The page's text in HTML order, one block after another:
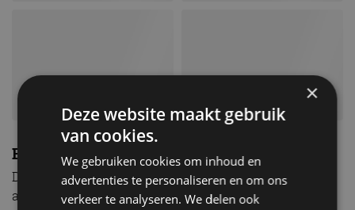
BMW 840d xDrive Cabrio
De BMW 840d xDrive Cabrio is de dieselvariant in het
aanbod. Deze versie is iets geciviliseerder, maar met
×
Deze website maakt gebruik
van cookies.
We gebruiken cookies om inhoud en
advertenties te personaliseren en om ons
verkeer te analyseren. We delen ook